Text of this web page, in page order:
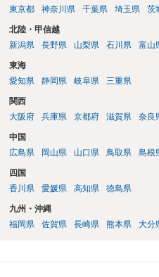
東京都
神奈川県 千葉県 埼玉県 茨
北陸・甲信越
新潟県
長野県 山梨県 石川県 富山
東海
愛知県
静岡県 岐阜県 三重県
関西
大阪府
兵庫県 京都府 滋賀県 奈良
中国
広島県
岡山県 山口県 鳥取県 島根
四国
香川県
愛媛県 高知県 徳島県
九州・沖縄
福岡県
佐賀県 長崎県 熊本県 大分